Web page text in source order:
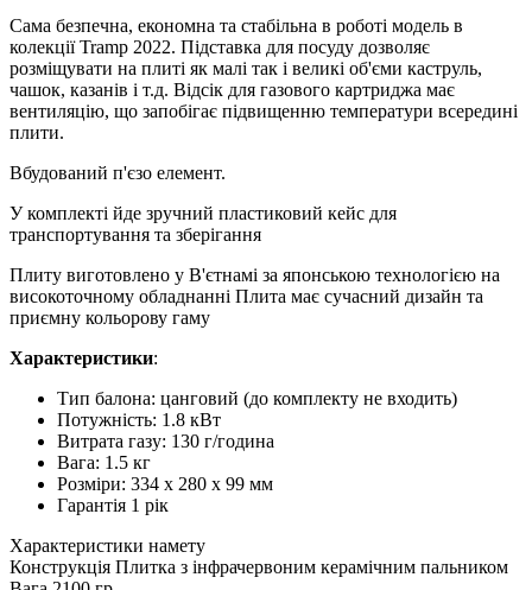
Сама безпечна, економна та стабільна в роботі модель в
колекції Tramp 2022. Підставка для посуду дозволяє
розміщувати на плиті як малі так і великі об'єми каструль,
чашок, казанів і т.д. Відсік для газового картриджа має
вентиляцію, що запобігає підвищенню температури всередині
плити.
Вбудований п'єзо елемент.
У комплекті йде зручний пластиковий кейс для
транспортування та зберігання
Плиту виготовлено у В'єтнамі за японською технологією на
високоточному обладнанні Плита має сучасний дизайн та
приємну кольорову гаму
Характеристики:
Тип балона: цанговий (до комплекту не входить)
Потужність: 1.8 кВт
Витрата газу: 130 г/година
Вага: 1.5 кг
Розміри: 334 х 280 х 99 мм
Гарантія 1 рік
Характеристики намету
Конструкція Плитка з інфрачервоним керамічним пальником